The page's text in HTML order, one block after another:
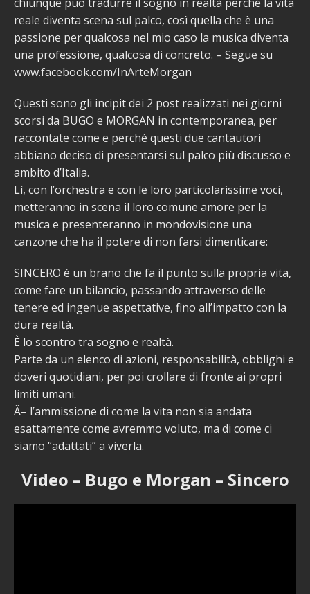
reale diventa scena sul palco, così quella che è una
passione per qualcosa nel mio caso la musica diventa
una professione, qualcosa di concreto. – Segue su
www.facebook.com/InArteMorgan
Questi sono gli incipit dei 2 post realizzati nei giorni
scorsi da BUGO e MORGAN in contemporanea, per
raccontate come e perché questi due cantautori
abbiano deciso di presentarsi sul palco più discusso e
ambito d’Italia.
Lì, con l’orchestra e con le loro particolarissime voci,
metteranno in scena il loro comune amore per la
musica e presenteranno in mondovisione una
canzone che ha il potere di non farsi dimenticare:
SINCERO é un brano che fa il punto sulla propria vita,
come fare un bilancio, passando attraverso delle
tenere ed ingenue aspettative, fino all’impatto con la
dura realtà.
È lo scontro tra sogno e realtà.
Parte da un elenco di azioni, responsabilità, obblighi e
doveri quotidiani, per poi crollare di fronte ai propri
limiti umani.
Ä– l’ammissione di come la vita non sia andata
esattamente come avremmo voluto, ma di come ci
siamo “adattati” a viverla.
Video – Bugo e Morgan – Sincero